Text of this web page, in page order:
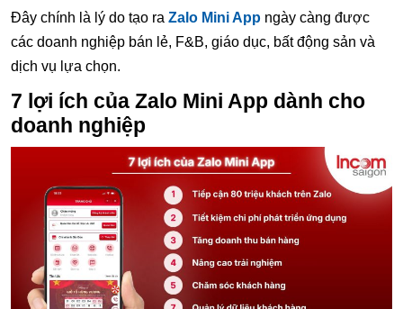
Đây chính là lý do tạo ra Zalo Mini App ngày càng được
các doanh nghiệp bán lẻ, F&B, giáo dục, bất động sản và
dịch vụ lựa chọn.
7 lợi ích của Zalo Mini App dành cho
doanh nghiệp